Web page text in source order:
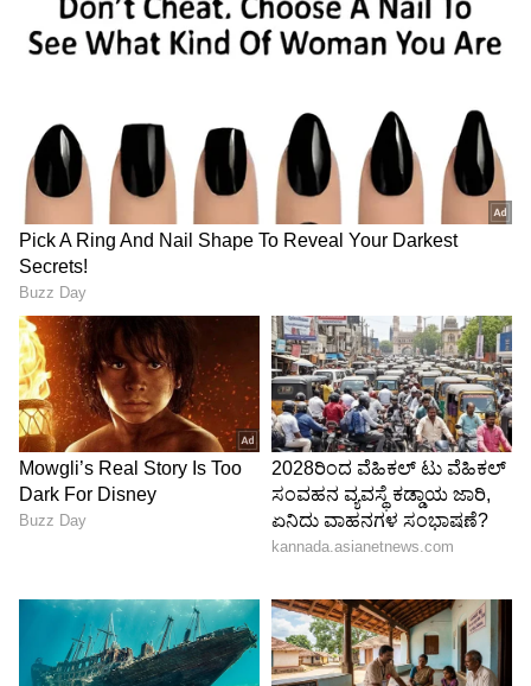
4
Image Credit :
ಕಾಂಪ್ಯಾಕ್ಟ್ ಸ್ಮಾರ್ಟ್ ನೇಲ್ ಕಟ್ಟರ್
ನೀವು ಟ್ರಾವೆಲ್-ಫ್ರೆಂಡ್ಲಿ ಆಯ್ಕೆ ಹುಡುಕುತ್ತಿದ್ದರೆ, ಕಾಂಪ್ಯಾಕ್ಟ್
ಸ್ಮಾರ್ಟ್ ನೇಲ್ ಕಟ್ಟರ್ ಒಂದು ಉತ್ತಮ ಆಯ್ಕೆಯಾಗಿದೆ.
ಇದರ ಸಣ್ಣ ಗಾತ್ರದಿಂದಾಗಿ, ಇದನ್ನು ಸುಲಭವಾಗಿ ಬ್ಯಾಗ್
ಅಥವಾ ಪರ್ಸ್‌ನಲ್ಲಿ ಇಟ್ಟುಕೊಳ್ಳಬಹುದು. ಇದರಲ್ಲಿ ಎಲ್‌ಇಡಿ
ಲೈಟ್, ಆಟೋಮ್ಯಾಟಿಕ್ ಟ್ರಿಮ್ಮಿಂಗ್ ಮತ್ತು ನೇಲ್
ಫೈಲಿಂಗ್‌ನಂತಹ ಫೀಚರ್‌ಗಳು ಸಿಗುತ್ತವೆ. ಕೆಲವು
ಉಗುರುಗಳನ್ನು ಬೇರೆ ಬೇರೆ ಆಕಾರದಲ್ಲಿ ಟ್ರಿಮ್
ಮಾಡಬಹುದು.